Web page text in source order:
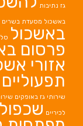
גז נתיבות
באשכול מסעדת בשרים
באשכול
פרסום
אזורי
תפעוליים
שירותי גז באופקים
לכיריים